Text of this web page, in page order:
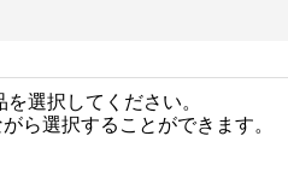
選択してください。
ら選択することができます。